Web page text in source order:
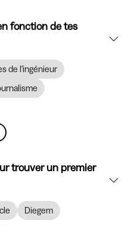
fonction de tes
de l'ingénieur
trouver un premier
Diegem